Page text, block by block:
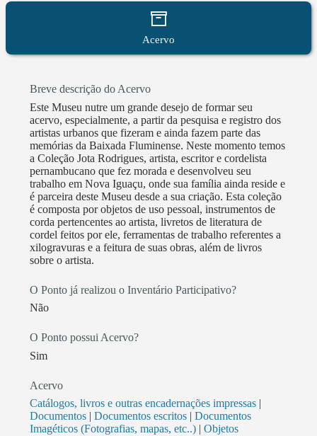
realizados pela REMUS-RJ entre agosto de 2022 e
encontro da rede no ano de 2023. Por fim, recebemos
Janeiro, feita pelo Coordenador da Comissão de
Cultura da Câmara, Edson Santos, ao Museu de Artes
e Culturas Urbanas da Baixada Fluminense junto a
outros Museus da Rede de Museologia Social do
Estado do Rio de Janeiro, onde o Museu BXD foi
uma das quatro entidades escolhidas para falar na
tribuna da câmara em 24 de abril de 2023
Acervo
Breve descrição do Acervo
Este Museu nutre um grande desejo de formar seu
acervo, especialmente, a partir da pesquisa e registro dos
artistas urbanos que fizeram e ainda fazem parte das
memórias da Baixada Fluminense. Neste momento temos
a Coleção Jota Rodrigues, artista, escritor e cordelista
pernambucano que fez morada e desenvolveu seu
trabalho em Nova Iguaçu, onde sua família ainda reside e
é parceira deste Museu desde a sua criação. Esta coleção
é composta por objetos de uso pessoal, instrumentos de
corda pertencentes ao artista, livretos de literatura de
cordel feitos por ele, ferramentas de trabalho referentes a
xilogravuras e a feitura de suas obras, além de livros
sobre o artista.
O Ponto já realizou o Inventário Participativo?
Não
O Ponto possui Acervo?
Sim
Acervo
Catálogos, livros e outras encadernações impressas |
Documentos | Documentos escritos | Documentos
Imagéticos (Fotografias, mapas, etc..) | Objetos